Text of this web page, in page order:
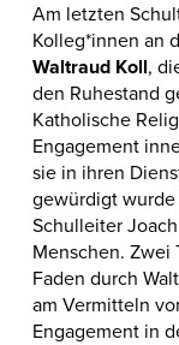
Am letzten
Kolleg*innen an
Waltraud Koll,
den Ruhestand
Katholische
Engagement
sie in ihren
gewürdigt
Schulleiter
Menschen.
Faden durch
am Vermitteln
Engagement in